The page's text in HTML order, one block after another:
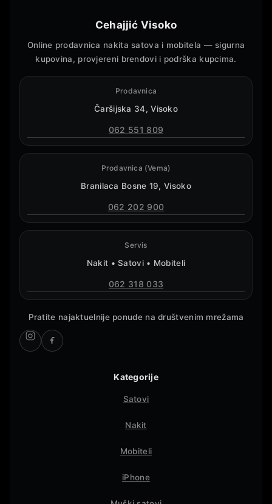
Cehajjić Visoko
Online prodavnica nakita satova i mobitela — sigurna
kupovina, provjereni brendovi i podrška kupcima.
Prodavnica
Čaršijska 34, Visoko
062 551 809
Prodavnica (Vema)
Branilaca Bosne 19, Visoko
062 202 900
Servis
Nakit • Satovi • Mobiteli
062 318 033
Pratite najaktuelnije ponude na društvenim mrežama
Kategorije
Satovi
Nakit
Mobiteli
iPhone